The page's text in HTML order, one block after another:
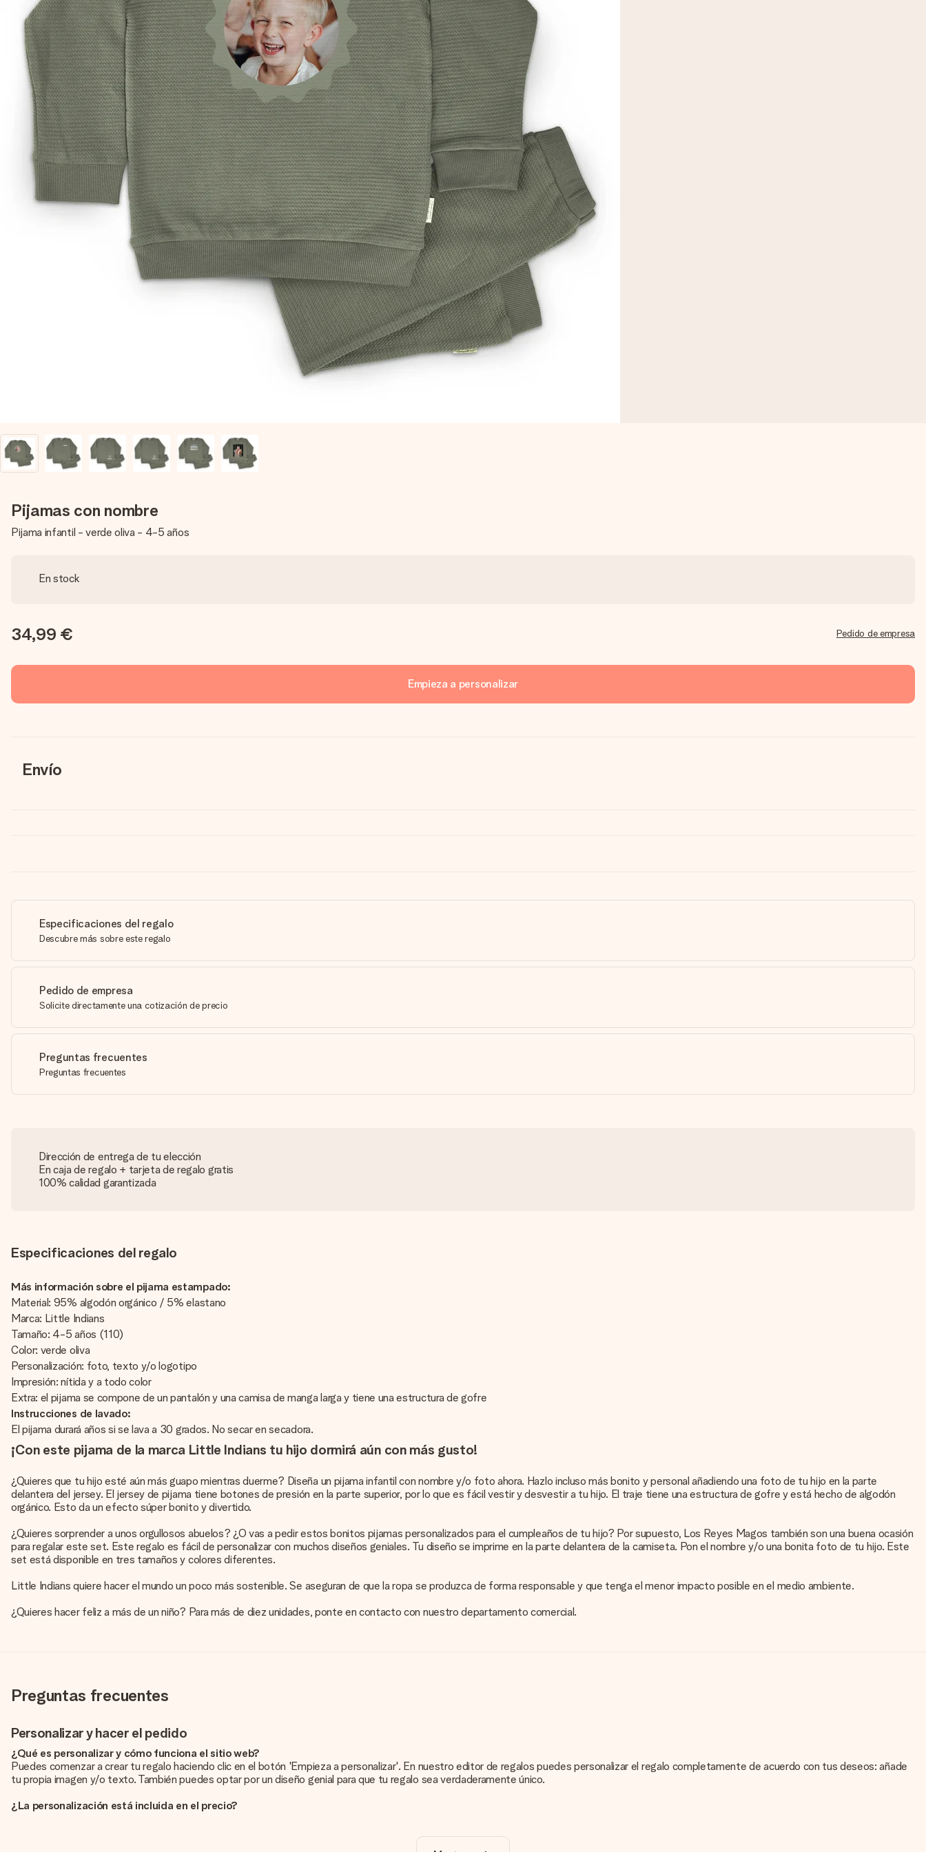
Pijamas con nombre
Pijama infantil - verde oliva - 4-5 años
En stock
34,99 € Pedido de empresa
Empieza a personalizar
Envío
Especificaciones del regalo
Descubre más sobre este regalo
Pedido de empresa
Solicite directamente una cotización de precio
Preguntas frecuentes
Preguntas frecuentes
Dirección de entrega de tu elección
En caja de regalo + tarjeta de regalo gratis
100% calidad garantizada
Especificaciones del regalo
Más información sobre el pijama estampado:
Material: 95% algodón orgánico / 5% elastano
Marca: Little Indians
Tamaño: 4-5 años (110)
Color: verde oliva
Personalización: foto, texto y/o logotipo
Impresión: nítida y a todo color
Extra: el pijama se compone de un pantalón y una camisa de manga larga y tiene una estructura de gofre
Instrucciones de lavado:
El pijama durará años si se lava a 30 grados. No secar en secadora.
¡Con este pijama de la marca Little Indians tu hijo dormirá aún con más gusto!
¿Quieres que tu hijo esté aún más guapo mientras duerme? Diseña un pijama infantil con nombre y/o foto ahora. Hazlo incluso más bonito y personal añadiendo una foto de tu hijo en la parte
delantera del jersey. El jersey de pijama tiene botones de presión en la parte superior, por lo que es fácil vestir y desvestir a tu hijo. El traje tiene una estructura de gofre y está hecho de algodón
orgánico. Esto da un efecto súper bonito y divertido.
¿Quieres sorprender a unos orgullosos abuelos? ¿O vas a pedir estos bonitos pijamas personalizados para el cumpleaños de tu hijo? Por supuesto, Los Reyes Magos también son una buena ocasión
para regalar este set. Este regalo es fácil de personalizar con muchos diseños geniales. Tu diseño se imprime en la parte delantera de la camiseta. Pon el nombre y/o una bonita foto de tu hijo. Este
set está disponible en tres tamaños y colores diferentes.
Little Indians quiere hacer el mundo un poco más sostenible. Se aseguran de que la ropa se produzca de forma responsable y que tenga el menor impacto posible en el medio ambiente.
¿Quieres hacer feliz a más de un niño? Para más de diez unidades, ponte en contacto con nuestro departamento comercial.
Preguntas frecuentes
Personalizar y hacer el pedido
¿Qué es personalizar y cómo funciona el sitio web?
Puedes comenzar a crear tu regalo haciendo clic en el botón 'Empieza a personalizar'. En nuestro editor de regalos puedes personalizar el regalo completamente de acuerdo con tus deseos: añade
tu propia imagen y/o texto. También puedes optar por un diseño genial para que tu regalo sea verdaderamente único.
¿La personalización está incluida en el precio?